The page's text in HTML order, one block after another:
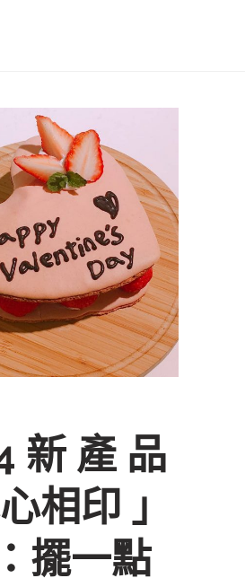
新 產 品
相印 」
擺一點